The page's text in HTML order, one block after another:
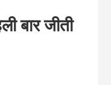
बार जीती